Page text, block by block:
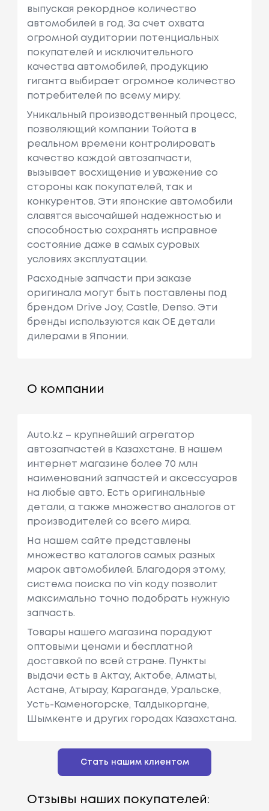
выпуская рекордное количество
автомобилей в год. За счет охвата
огромной аудитории потенциальных
покупателей и исключительного
качества автомобилей, продукцию
гиганта выбирает огромное количество
потребителей по всему миру.
Уникальный производственный процесс,
позволяющий компании Тойота в
реальном времени контролировать
качество каждой автозапчасти,
вызывает восхищение и уважение со
стороны как покупателей, так и
конкурентов. Эти японские автомобили
славятся высочайшей надежностью и
способностью сохранять исправное
состояние даже в самых суровых
условиях эксплуатации.
Расходные запчасти при заказе
оригинала могут быть поставлены под
брендом Drive Joy, Castle, Denso. Эти
бренды используются как ОЕ детали
дилерами в Японии.
О компании
Auto.kz – крупнейший агрегатор
автозапчастей в Казахстане. В нашем
интернет магазине более 70 млн
наименований запчастей и аксессуаров
на любые авто. Есть оригинальные
детали, а также множество аналогов от
производителей со всего мира.
На нашем сайте представлены
множество каталогов самых разных
марок автомобилей. Благодоря этому,
система поиска по vin коду позволит
максимально точно подобрать нужную
запчасть.
Товары нашего магазина порадуют
оптовыми ценами и бесплатной
доставкой по всей стране. Пункты
выдачи есть в Актау, Актобе, Алматы,
Астане, Атырау, Караганде, Уральске,
Усть-Каменогорске, Талдыкоргане,
Шымкенте и других городах Казахстана.
Стать нашим клиентом
Отзывы наших покупателей: